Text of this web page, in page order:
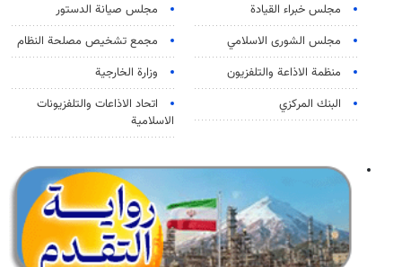
مجلس خبراء القيادة
مجلس صيانة الدستور
مجلس الشورى الاسلامي
مجمع تشخيص مصلحة النظام
منظمة الاذاعة والتلفزیون
وزارة الخارجية
البنك المركزي
اتحاد الاذاعات والتلفزيونات
الاسلامية